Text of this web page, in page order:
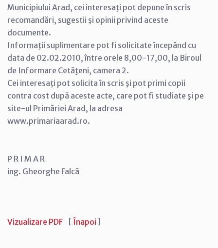
Municipiului Arad, cei interesaţi pot depune în scris
recomandări, sugestii şi opinii privind aceste
documente.
Informaţii suplimentare pot fi solicitate începând cu
data de 02.02.2010, între orele 8,00-17,00, la Biroul
de Informare Cetăţeni, camera 2.
Cei interesaţi pot solicita în scris şi pot primi copii
contra cost după aceste acte, care pot fi studiate şi pe
site-ul Primăriei Arad, la adresa
www.primariaarad.ro.
P R I M A R
ing. Gheorghe Falcă
Vizualizare PDF [ Înapoi ]